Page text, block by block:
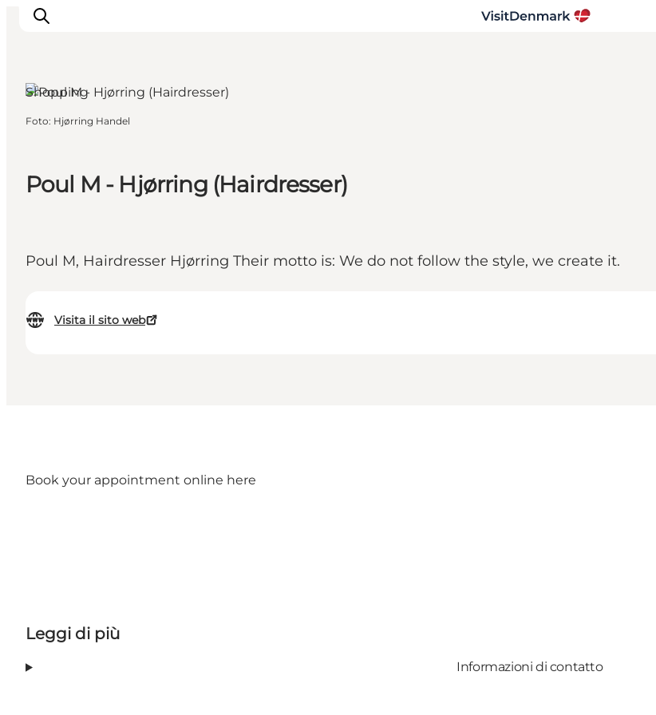
Cosa fare
Dove dormire
Poul M - Hjørring (Hairdresser)
Poul M, Hairdresser Hjørring Their motto is: We do not follow the style, we create it.
Visita il sito web
Shopping
Foto: Hjørring Handel
Book your appointment online here
Leggi di più
Informazioni di contatto